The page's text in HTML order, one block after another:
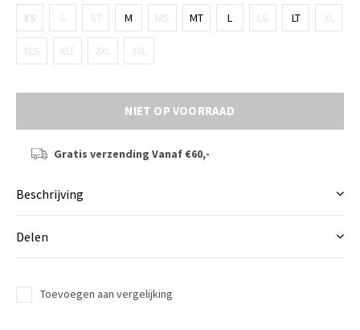
XS S ST M MS MT L LS LT XL
XLS XLT 2XL 3XL
NIET OP VOORRAAD
Gratis verzending Vanaf €60,-
Beschrijving
Delen
Toevoegen aan vergelijking